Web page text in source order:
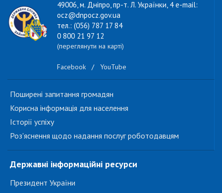
49006, м. Дніпро, пр-т. Л. Українки, 4 e-mail:
ocz@dnpocz.gov.ua
тел.: (056) 787 17 84
0 800 21 97 12
(переглянути на карті)
Facebook / YouTube
Поширені запитання громадян
Корисна інформація для населення
Історії успіху
Роз'яснення щодо надання послуг роботодавцям
Державні інформаційні ресурси
Президент України